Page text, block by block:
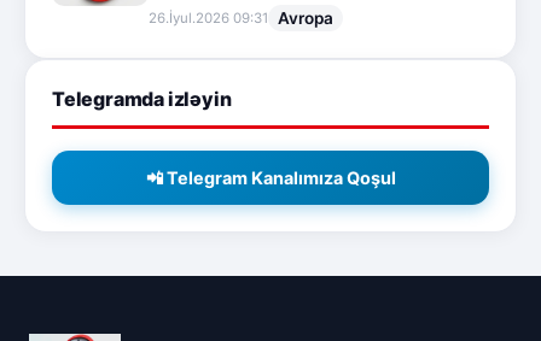
26.İyul.2026 09:31 Avropa
Telegramda izləyin
📲 Telegram Kanalımıza Qoşul